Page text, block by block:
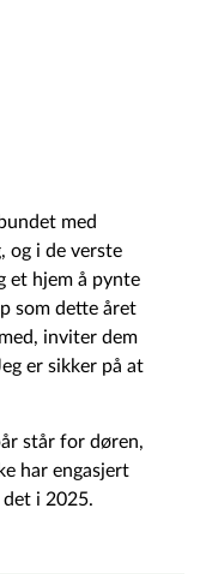
med
og i de verste
et hjem å pynte
som dette året
inviter dem
er sikker på at
står for døren,
har engasjert
i 2025.